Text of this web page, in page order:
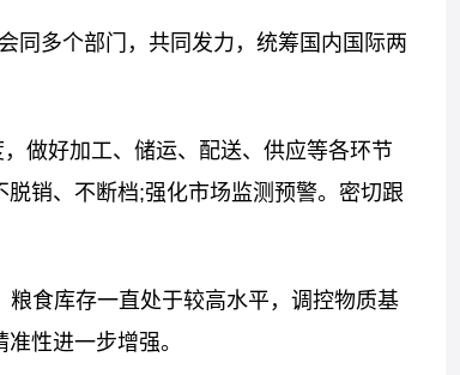
同多个部门，共同发力，统筹国内国际两
做好加工、储运、配送、供应等各环节
销、不断档;强化市场监测预警。密切跟
食库存一直处于较高水平，调控物质基
性进一步增强。